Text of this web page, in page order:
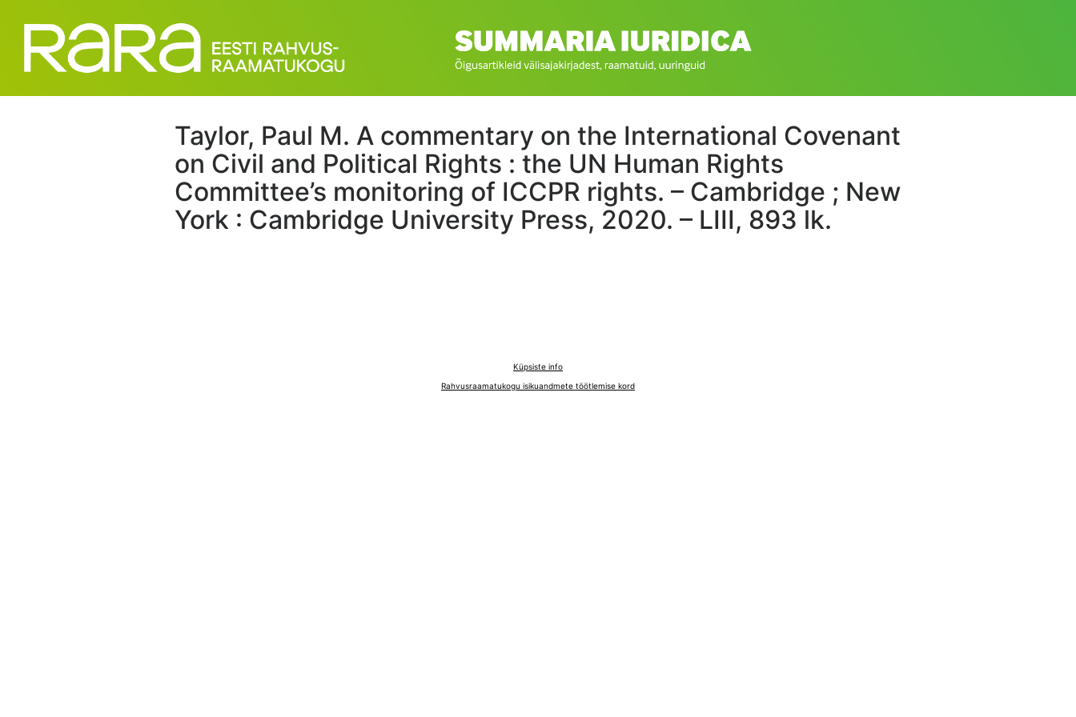
Taylor, Paul M. A commentary on the International Covenant
on Civil and Political Rights : the UN Human Rights
Committee’s monitoring of ICCPR rights. – Cambridge ; New
York : Cambridge University Press, 2020. – LIII, 893 lk.
Küpsiste info
Rahvusraamatukogu isikuandmete töötlemise kord